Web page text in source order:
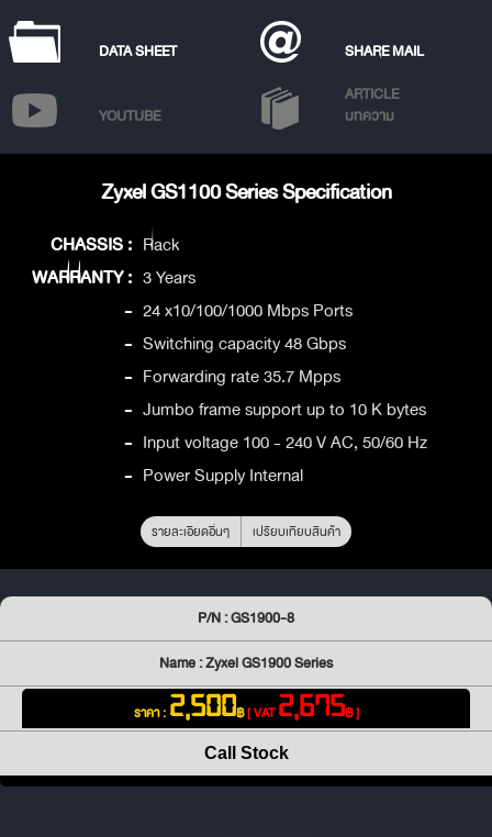
DATA SHEET SHARE MAIL
YOUTUBE
ARTICLE
บทความ
Zyxel GS1100 Series Specification
CHASSIS : Rack
WARRANTY : 3 Years
- 24 x10/100/1000 Mbps Ports
- Switching capacity 48 Gbps
- Forwarding rate 35.7 Mpps
- Jumbo frame support up to 10 K bytes
- Input voltage 100 - 240 V AC, 50/60 Hz
- Power Supply Internal
รายละเอียดอื่นๆ เปรียบเทียบสินค้า
P/N : GS1900-8
Name : Zyxel GS1900 Series
ราคา : 2,500฿[ VAT2,675฿ ]
Call Stock